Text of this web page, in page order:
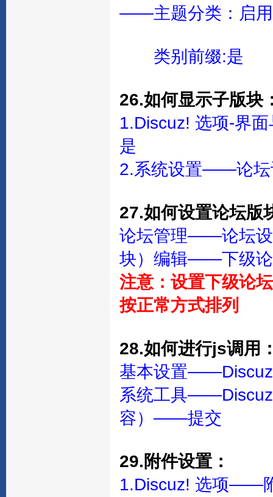
——主题分类：启用
类别前缀:是
26.如何显示子版块
1.Discuz! 选项-界
是
2.系统设置——论
27.如何设置论坛版
论坛管理——论坛
块）编辑——下级论
注意：设置下级论
按正常方式排列
28.如何进行js调用
基本设置
系统工具
容）——提交
29.附件设置：
1.Discuz! 选项——